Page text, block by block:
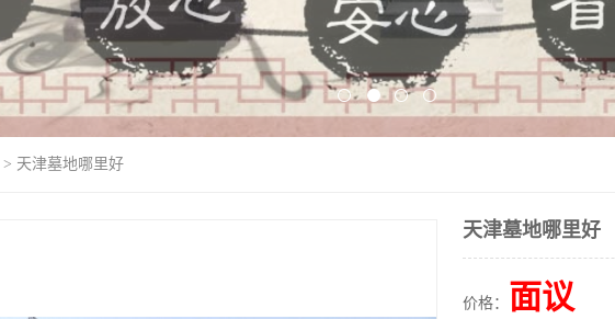
> 天津墓地哪里好
天津墓地哪里好
价格： 面议